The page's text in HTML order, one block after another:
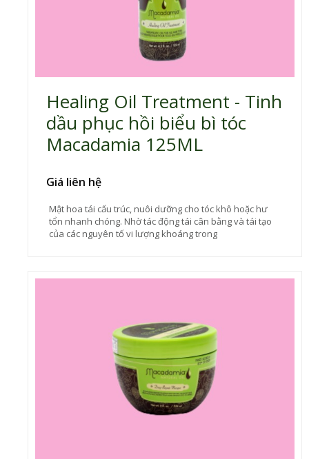
Healing Oil Treatment - Tinh
dầu phục hồi biểu bì tóc
Macadamia 125ML
Giá liên hệ
Mật hoa tái cấu trúc, nuôi dưỡng cho tóc khô hoặc hư
tổn nhanh chóng. Nhờ tác động tái cân bằng và tái tạo
của các nguyên tố vi lượng khoáng trong